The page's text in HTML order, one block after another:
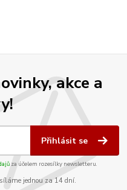
akce a
Přihlásit se
za účelem rozesílky newsletteru.
jednou za 14 dní.